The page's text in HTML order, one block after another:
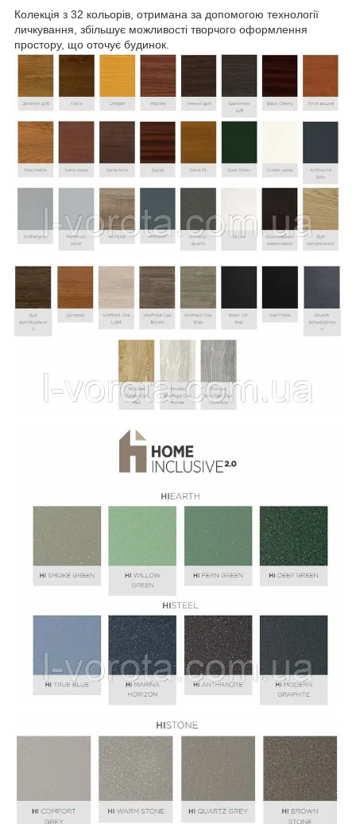
Колекція з 32 кольорів, отримана за допомогою технології
личкування, збільшує можливості творчого оформлення
простору, що оточує будинок.